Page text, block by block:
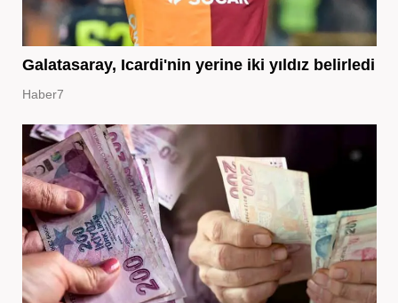
Galatasaray, Icardi'nin yerine iki yıldız belirledi
Haber7